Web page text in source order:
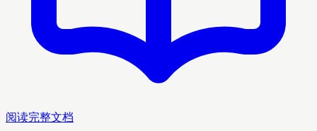
阅读完整文档